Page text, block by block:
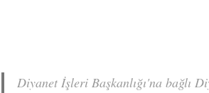
Diyanet İşleri Başkanlığı'na bağlı